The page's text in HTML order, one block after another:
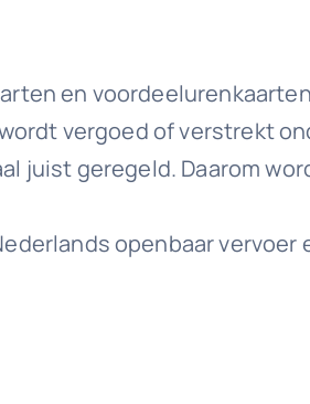
en
vergoed of verstrekt
juist geregeld. Daarom
openbaar vervoer